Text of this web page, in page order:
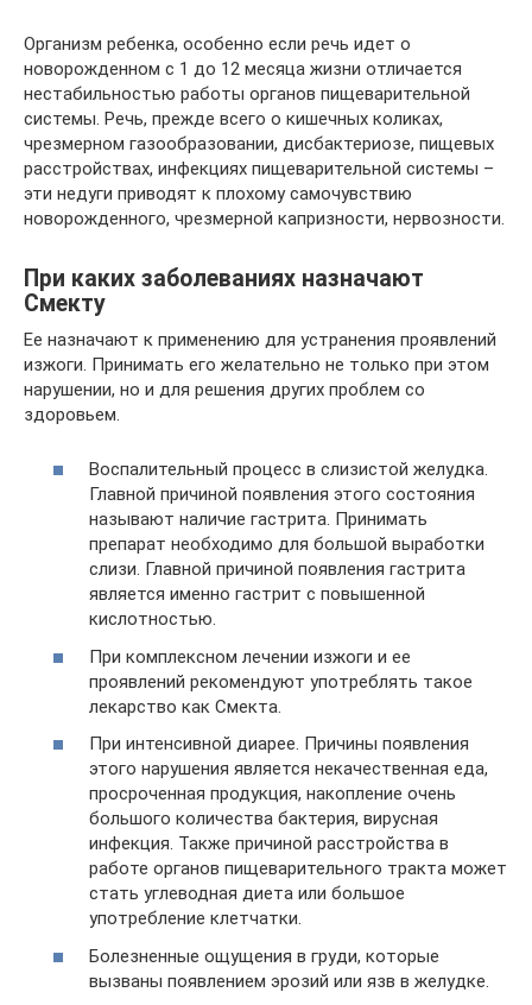
Организм ребенка, особенно если речь идет о
новорожденном с 1 до 12 месяца жизни отличается
нестабильностью работы органов пищеварительной
системы. Речь, прежде всего о кишечных коликах,
чрезмерном газообразовании, дисбактериозе, пищевых
расстройствах, инфекциях пищеварительной системы –
эти недуги приводят к плохому самочувствию
новорожденного, чрезмерной капризности, нервозности.
При каких заболеваниях назначают
Смекту
Ее назначают к применению для устранения проявлений
изжоги. Принимать его желательно не только при этом
нарушении, но и для решения других проблем со
здоровьем.
Воспалительный процесс в слизистой желудка.
Главной причиной появления этого состояния
называют наличие гастрита. Принимать
препарат необходимо для большой выработки
слизи. Главной причиной появления гастрита
является именно гастрит с повышенной
кислотностью.
При комплексном лечении изжоги и ее
проявлений рекомендуют употреблять такое
лекарство как Смекта.
При интенсивной диарее. Причины появления
этого нарушения является некачественная еда,
просроченная продукция, накопление очень
большого количества бактерия, вирусная
инфекция. Также причиной расстройства в
работе органов пищеварительного тракта может
стать углеводная диета или большое
употребление клетчатки.
Болезненные ощущения в груди, которые
вызваны появлением эрозий или язв в желудке.